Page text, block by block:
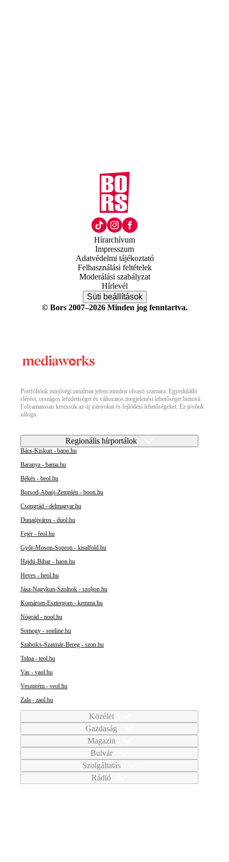
Hírarchívum
Impresszum
Adatvédelmi tájékoztató
Felhasználási feltételek
Moderálási szabályzat
Hírlevél
Süti beállítások
© Bors 2007–2026 Minden jog fenntartva.
Portfóliónk minőségi tartalmat jelent minden olvasó számára. Egyedülálló
elérést, országos lefedettséget és változatos megjelenési lehetőséget biztosít.
Folyamatosan keressük az új irányokat és fejlődési lehetőségeket. Ez jövőnk
záloga.
Regionális hírportálok
Bács-Kiskun - baon.hu
Baranya - bama.hu
Békés - beol.hu
Borsod-Abaúj-Zemplén - boon.hu
Csongrád - delmagyar.hu
Dunaújváros - duol.hu
Fejér - feol.hu
Győr-Moson-Sopron - kisalfold.hu
Hajdú-Bihar - haon.hu
Heves - heol.hu
Jász-Nagykun-Szolnok - szoljon.hu
Komárom-Esztergom - kemma.hu
Nógrád - nool.hu
Somogy - sonline.hu
Szabolcs-Szatmár-Bereg - szon.hu
Tolna - teol.hu
Vas - vaol.hu
Veszprém - veol.hu
Zala - zaol.hu
Közélet
Gazdaság
Magazin
Bulvár
Szolgáltatás
Rádió